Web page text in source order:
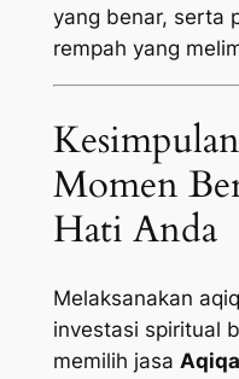
yang benar, serta
rempah yang
Momen
Hati Anda
Melaksanakan
investasi spiritual
memilih jasa